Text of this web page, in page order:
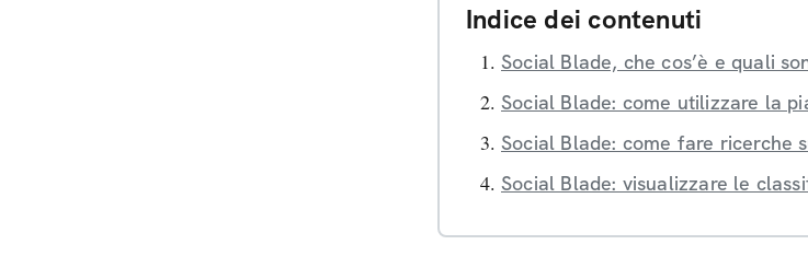
Indice dei contenuti
Social Blade, che cos’è e quali
Social Blade: come utilizzare la
Social Blade: come fare ricerche
Social Blade: visualizzare le